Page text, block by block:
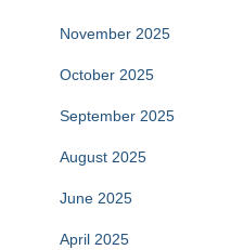
November 2025
October 2025
September 2025
August 2025
June 2025
April 2025